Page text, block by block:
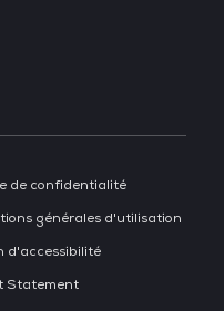
de confidentialité
générales d'utilisation
d'accessibilité
Statement